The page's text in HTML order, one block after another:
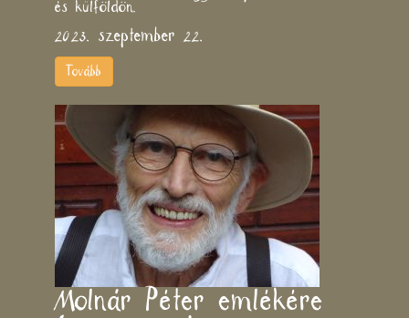
és külföldön.
2023. szeptember 22.
Tovább
Molnár Péter emlékére